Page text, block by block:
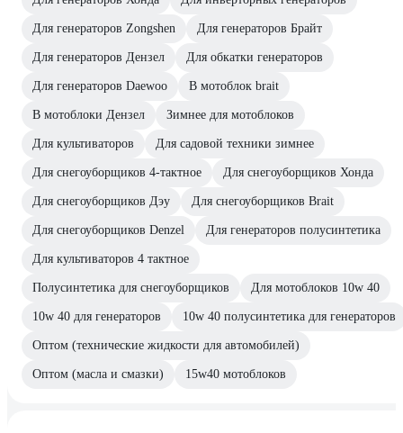
Для генераторов Zongshen Для генераторов Брайт
Для генераторов Дензел Для обкатки генераторов
Для генераторов Daewoo В мотоблок brait
В мотоблоки Дензел Зимнее для мотоблоков
Для культиваторов Для садовой техники зимнее
Для снегоуборщиков 4-тактное Для снегоуборщиков Хонда
Для снегоуборщиков Дэу Для снегоуборщиков Brait
Для снегоуборщиков Denzel Для генераторов полусинтетика
Для культиваторов 4 тактное
Полусинтетика для снегоуборщиков Для мотоблоков 10w 40
10w 40 для генераторов 10w 40 полусинтетика для генераторов
Оптом (технические жидкости для автомобилей)
Оптом (масла и смазки) 15w40 мотоблоков